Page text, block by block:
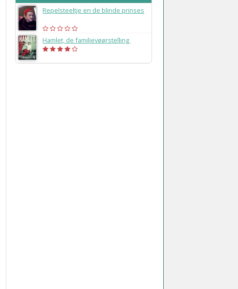
Repelsteeltje en de blinde prinses
Hamlet, de familievøørstelling